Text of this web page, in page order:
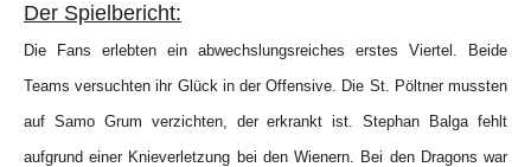
Der Spielbericht:
Die Fans erlebten ein abwechslungsreiches erstes Viertel. Beide
Teams versuchten ihr Glück in der Offensive. Die St. Pöltner mussten
auf Samo Grum verzichten, der erkrankt ist. Stephan Balga fehlt
aufgrund einer Knieverletzung bei den Wienern. Bei den Dragons war